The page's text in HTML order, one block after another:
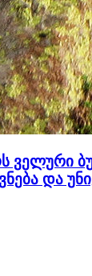
ველური
და